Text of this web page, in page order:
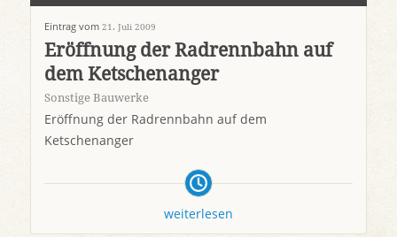
Eintrag vom 21. Juli 2009
Eröffnung der Radrennbahn auf
dem Ketschenanger
Sonstige Bauwerke
Eröffnung der Radrennbahn auf dem
Ketschenanger
weiterlesen